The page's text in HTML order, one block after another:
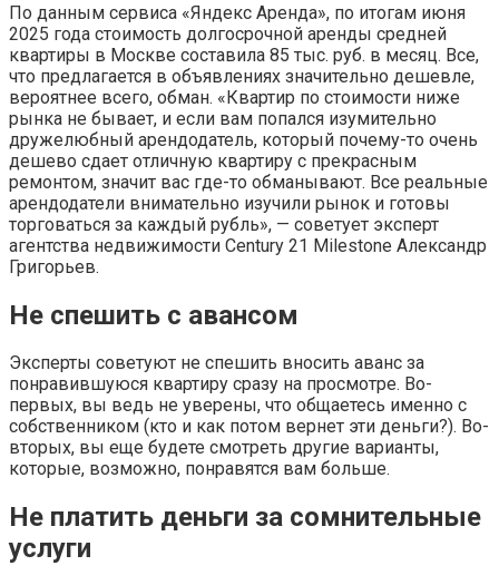
По данным сервиса «Яндекс Аренда», по итогам июня
2025 года стоимость долгосрочной аренды средней
квартиры в Москве составила 85 тыс. руб. в месяц. Все,
что предлагается в объявлениях значительно дешевле,
вероятнее всего, обман. «Квартир по стоимости ниже
рынка не бывает, и если вам попался изумительно
дружелюбный арендодатель, который почему-то очень
дешево сдает отличную квартиру с прекрасным
ремонтом, значит вас где-то обманывают. Все реальные
арендодатели внимательно изучили рынок и готовы
торговаться за каждый рубль», — советует эксперт
агентства недвижимости Century 21 Milestone Александр
Григорьев.
Не спешить с авансом
Эксперты советуют не спешить вносить аванс за
понравившуюся квартиру сразу на просмотре. Во-
первых, вы ведь не уверены, что общаетесь именно с
собственником (кто и как потом вернет эти деньги?). Во-
вторых, вы еще будете смотреть другие варианты,
которые, возможно, понравятся вам больше.
Не платить деньги за сомнительные
услуги